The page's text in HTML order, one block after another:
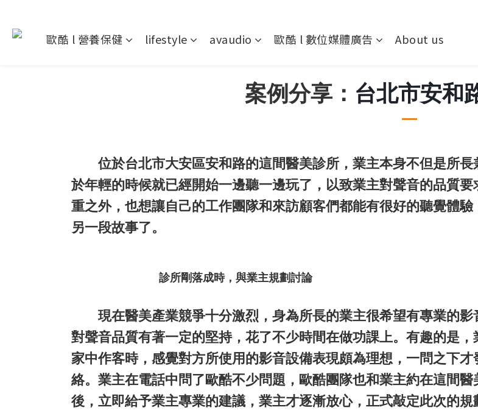
歐酷 l 營養保健 lifestyle avaudio 歐酷 l 數位媒體廣告 About us
案例分享： 台北市安和
位於台北市大安區安和路的這間醫美診所，業主本身不但是所長
於年輕的時候就已經開始一邊聽一邊玩了，以致業主對聲音的品質
重之外，也想讓自己的工作團隊和來訪顧客們都能有很好的聽覺體
另一段故事了。
診所剛落成時，與業主規劃討論
現在醫美產業競爭十分激烈，身為所長的業主很希望有專業的影
對聲音品質有著一定的堅持，花了不少時間在做功課上。有趣的是
家中作客時，感覺對方所使用的影音設備表現頗為理想，一問之下
絡。業主在電話中問了歐酷不少問題，歐酷團隊也和業主約在這間
後，立即給予業主專業的建議，業主才逐漸放心，正式敲定此次的規